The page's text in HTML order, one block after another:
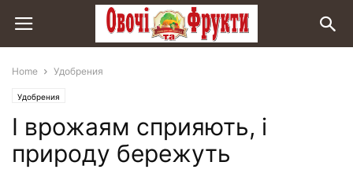
Home Удобрения
Удобрения
І врожаям сприяють, і
природу бережуть